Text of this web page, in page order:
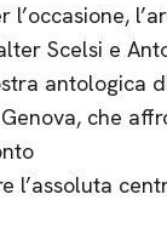
Scelsi e
antologica
che
l’assoluta